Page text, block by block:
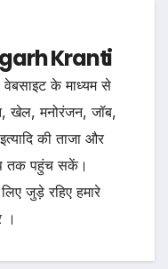
Kranti
वेबसाइट के माध्यम से
खेल, मनोरंजन, जॉब,
की ताजा और
तक पहुंच सकें।
जुड़े रहिए हमारे
।